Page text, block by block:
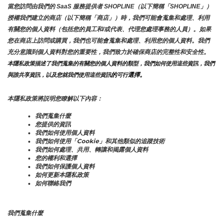
當您訪問由我們的 SaaS 服務提供者 SHOPLINE（以下簡稱「SHOPLINE」）
授權我們建立的商店（以下簡稱「商店」）時，我們可能會蒐集和處理、利用
有關您的個人資料（包括您的員工和/或代表、代理您處理事務的人員）。如果
您在商店上訪問或購買，我們也可能會蒐集和處理、利用您的個人資料。我們
充分意識到個人資料對您的重要性，我們致力於確保商店的完整性和安全性。
本隱私政策描述了我們蒐集的有關您的個人資料的類型，我們如何使用這些資訊，我們
與誰共享資訊，以及您就我們使用這些資訊的可行選擇。
本隱私政策將説明您瞭解以下內容：
我們蒐集什麼
您提供的資訊
我們如何使用個人資料
我們如何使用「Cookie」和其他類似的追蹤技術
我們如何處理、共用、轉讓和揭露個人資料
您的權利和選擇
我們如何保護個人資料
如何更新本隱私政策
如何聯絡我們
我們蒐集什麼